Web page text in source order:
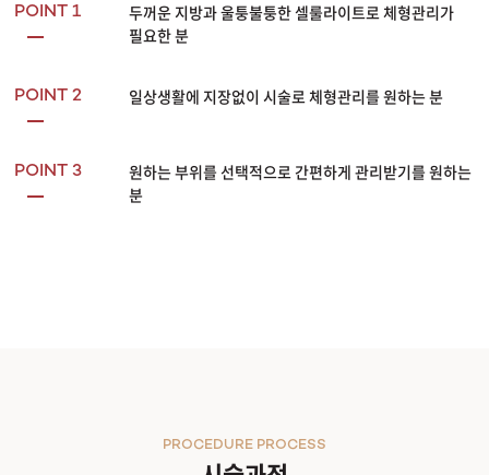
POINT 1
두꺼운 지방과 울퉁불퉁한 셀룰라이트로 체형관리가
필요한 분
POINT 2 일상생활에 지장없이 시술로 체형관리를 원하는 분
POINT 3
원하는 부위를 선택적으로 간편하게 관리받기를 원하는
분
PROCEDURE PROCESS